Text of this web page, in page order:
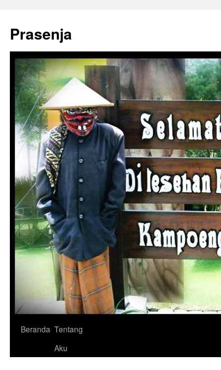
Prasenja
Langsung
Beranda Tentang
Aku